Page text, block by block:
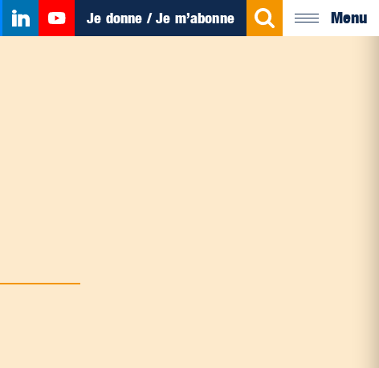
Je donne / Je m’abonne Menu